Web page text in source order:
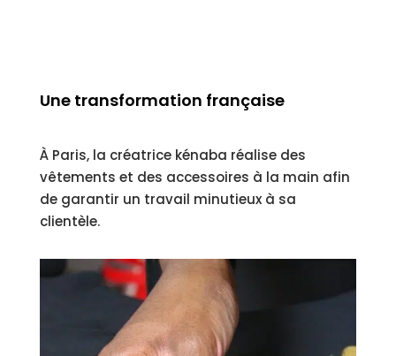
Une transformation française
À Paris, la créatrice kénaba réalise des
vêtements et des accessoires à la main afin
de garantir un travail minutieux à sa
clientèle.